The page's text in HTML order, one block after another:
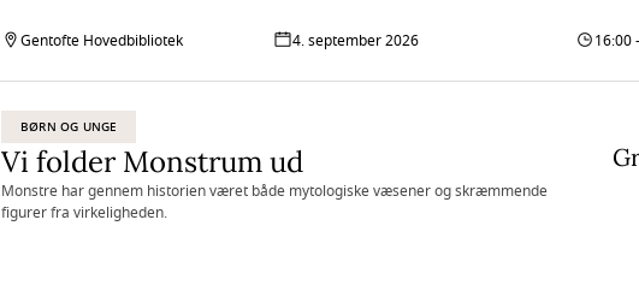
Gentofte Hovedbibliotek 4. september 2026 16:00
BØRN OG UNGE
Vi folder Monstrum ud
Monstre har gennem historien været både mytologiske væsener og skræmmende
figurer fra virkeligheden.